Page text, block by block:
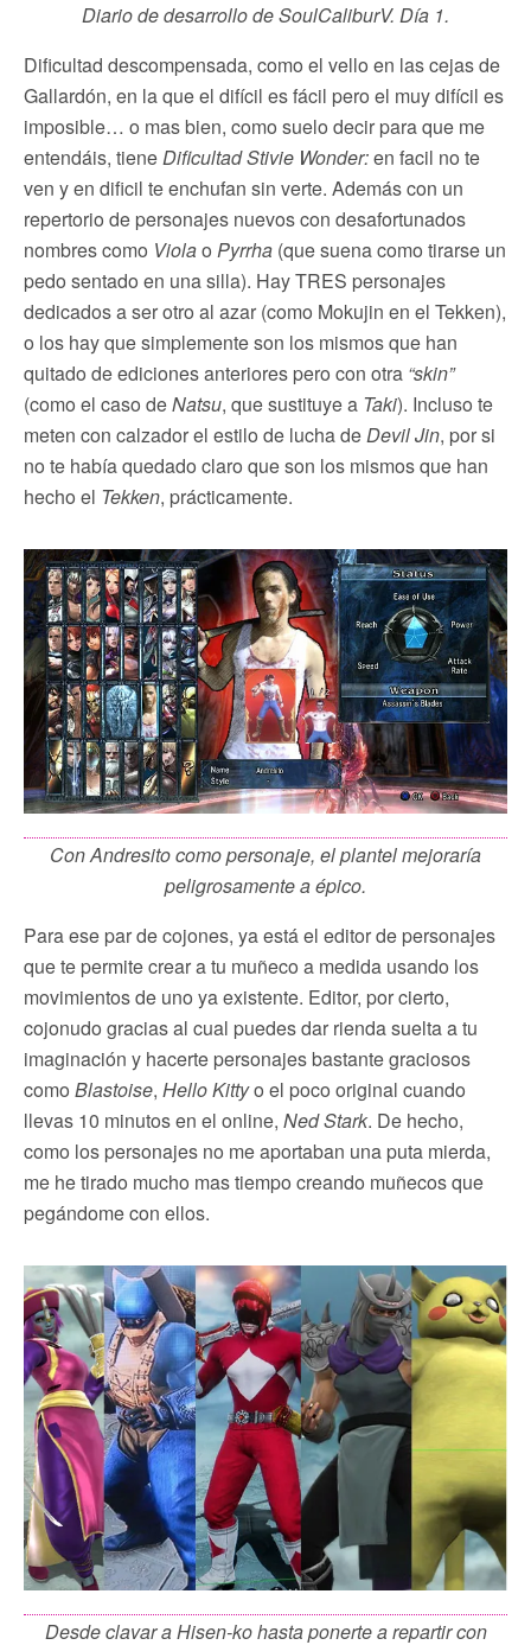
Diario de desarrollo de SoulCaliburV. Día 1.
Dificultad descompensada, como el vello en las cejas de
Gallardón, en la que el difícil es fácil pero el muy difícil es
imposible… o mas bien, como suelo decir para que me
entendáis, tieneDificultad Stivie Wonder:en facil no te
ven y en dificil te enchufan sin verte. Además con un
repertorio de personajes nuevos con desafortunados
nombres como Violao Pyrrha (que suena como tirarse un
pedo sentado en una silla). Hay TRES personajes
dedicados a ser otro al azar (como Mokujin en el Tekken),
o los hay que simplemente son los mismos que han
quitado de ediciones anteriores pero con otra “skin”
(como el caso deNatsu, que sustituye a Taki). Incluso te
meten con calzador el estilo de lucha deDevil Jin, por si
no te había quedado claro que son los mismos que han
hecho el Tekken, prácticamente.
Con Andresito como personaje, el plantel mejoraría
peligrosamente a épico.
Para ese par de cojones, ya está el editor de personajes
que te permite crear a tu muñeco a medida usando los
movimientos de uno ya existente. Editor, por cierto,
cojonudo gracias al cual puedes dar rienda suelta a tu
imaginación y hacerte personajes bastante graciosos
como Blastoise, Hello Kittyo el poco original cuando
llevas 10 minutos en el online, Ned Stark. De hecho,
como los personajes no me aportaban una puta mierda,
me he tirado mucho mas tiempo creando muñecos que
pegándome con ellos.
Desde clavar a Hisen-ko hasta ponerte a repartir con